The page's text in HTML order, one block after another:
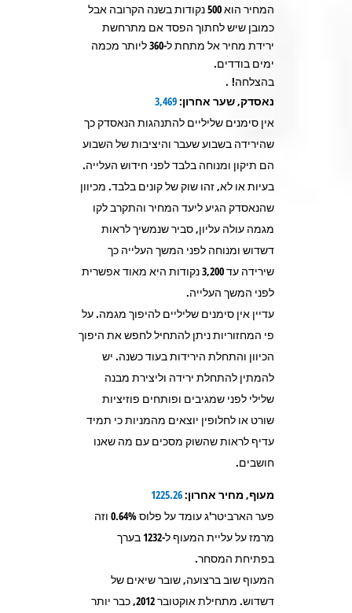
המחיר הוא 500 נקודות בשנה הקרובה אבל
כמובן שיש לחתוך הפסד אם מתרחשת
ירידת מחיר אל מתחת ל-360 ליותר מכמה
ימים בודדים.
בהצלחה! .
נאסדק, שער אחרון:3,469
אין סימנים שליליים להתנהגות הנאסדק כך
שהירידה בשבוע שעבר והיציבות של השבוע
הם תיקון ומנוחה בלבד לפני חידוש העלייה.
בעיות או לא, זהו שוק של קונים בלבד. מכיוון
שהנאסדק הגיע ליעד המחיר והתקרב לקו
מגמה עולה עליון, סביר שנמשיך לראות
דשדוש ומנוחה לפני המשך העלייה כך
שירידה עד 3,200 נקודות היא מאוד אפשרית
לפני המשך העלייה.
עדיין אין סימנים שליליים להיפוך מגמה. על
פי המחזוריות ניתן להתחיל לחפש את היפוך
הכיוון והתחלת הירידות בעוד כשנה. יש
להמתין להתחלת ירידה וליצירת מבנה
שלילי לפני שמגיבים ופותחים פוזיציות
שורט או לחלופין יוצאים מהמניות כי תמיד
עדיף לראות שהשוק מסכים עם מה שאנו
חושבים.
מעוף, מחיר אחרון:1225.26
פער הארביטר'ג עומד על פלוס 0.64% וזה
מרמז על עליית המעוף ל-1232 בערך
בפתיחת המסחר.
המעוף שוב ברצועה, שובר שיאים של
דשדוש. מתחילת אוקטובר 2012, כבר יותר